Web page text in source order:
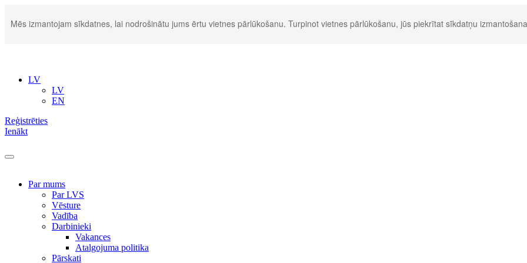
Mēs izmantojam sīkdatnes, lai nodrošinātu jums ērtu vietnes pārlūkošanu. Turpinot vietnes pārlūkošanu, jūs piekrītat sīkdatņu
LV
LV
EN
Reģistrēties
Ienākt
Par mums
Par LVS
Vēsture
Vadība
Darbinieki
Vakances
Atalgojuma politika
Pārskati